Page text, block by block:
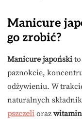
Manicure
go zrobić?
Manicure japoński
paznokcie,
odżywieniu. W
naturalnych
pszczeli oraz